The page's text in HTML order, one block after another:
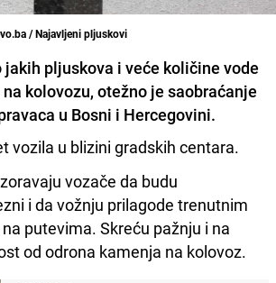
/ Najavljeni pljuskovi
jakih pljuskova i veće količine vode
kolovozu, otežno je saobraćanje
u Bosni i Hercegovini.
vozila u blizini gradskih centara.
vozače da budu
i da vožnju prilagode trenutnim
putevima. Skreću pažnju i na
od odrona kamenja na kolovoz.